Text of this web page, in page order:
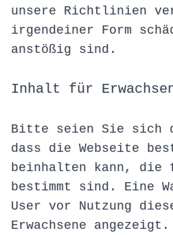
unsere Richtlinien
irgendeiner Form
anstößig sind.
Inhalt für
Bitte seien Sie sich
dass die Webseite
beinhalten kann, die
bestimmt sind. Eine
User vor Nutzung
Erwachsene